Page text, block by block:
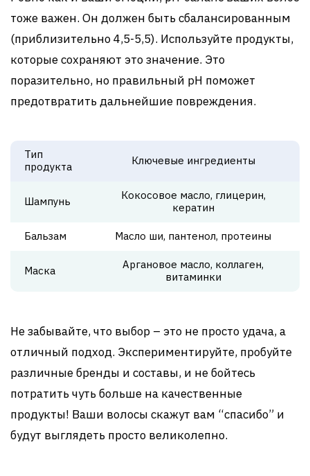
тоже важен. Он должен быть сбалансированным
(приблизительно 4,5-5,5). Используйте продукты,
которые сохраняют это значение. Это
поразительно, но правильный pH поможет
предотвратить дальнейшие повреждения.
Тип
продукта
Ключевые ингредиенты
Шампунь
Кокосовое масло, глицерин,
кератин
Бальзам Масло ши, пантенол, протеины
Маска
Аргановое масло, коллаген,
витаминки
Не забывайте, что выбор – это не просто удача, а
отличный подход. Экспериментируйте, пробуйте
различные бренды и составы, и не бойтесь
потратить чуть больше на качественные
продукты! Ваши волосы скажут вам “спасибо” и
будут выглядеть просто великолепно.